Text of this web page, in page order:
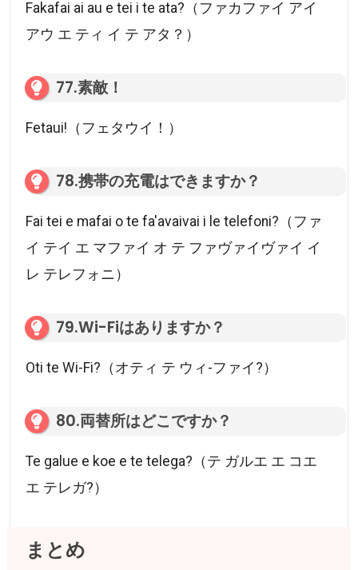
Fakafai ai au e tei i te ata?（ファカファイ アイ
アウ エ ティ イ テ アタ？）
77.素敵！
Fetaui!（フェタウイ！）
78.携帯の充電はできますか？
Fai tei e mafai o te fa'avaivai i le telefoni?（ファ
イ テイ エ マファイ オ テ ファヴァイヴァイ イ
レ テレフォニ）
79.Wi-Fiはありますか？
Oti te Wi-Fi?（オティ テ ウィ-ファイ?）
80.両替所はどこですか？
Te galue e koe e te telega?（テ ガルエ エ コエ
エ テレガ?）
まとめ